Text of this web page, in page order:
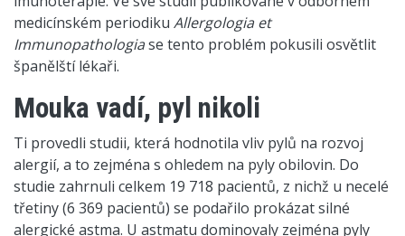
medicínském periodiku Allergologia et
Immunopathologiase tento problém pokusili osvětlit
španělští lékaři.
Mouka vadí, pyl nikoli
Ti provedli studii, která hodnotila vliv pylů na rozvoj
alergií, a to zejména s ohledem na pyly obilovin. Do
studie zahrnuli celkem 19 718 pacientů, z nichž u necelé
třetiny (6 369 pacientů) se podařilo prokázat silné
alergické astma. U astmatu dominovaly zejména pyly